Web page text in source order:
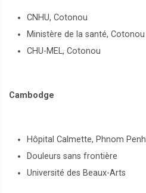
CNHU, Cotonou
Ministère de la santé, Cotonou
CHU-MEL, Cotonou
Cambodge
Hôpital Calmette, Phnom Penh
Douleurs sans frontière
Université des Beaux-Arts